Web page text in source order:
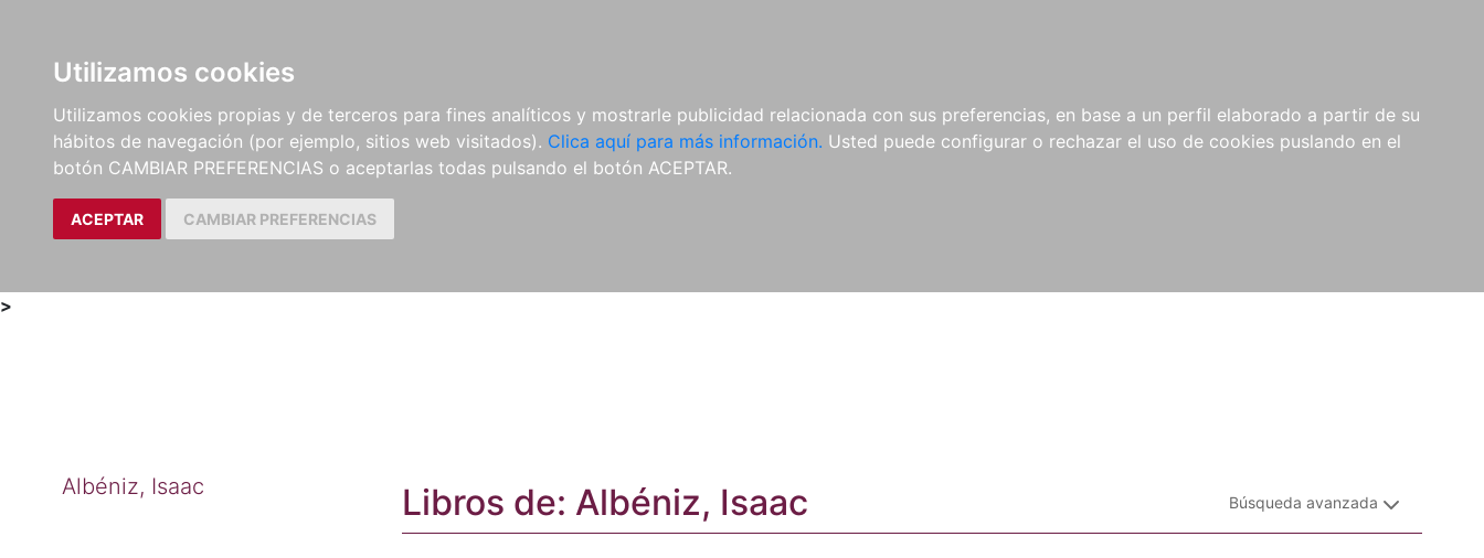
Utilizamos cookies
Utilizamos cookies propias y de terceros para fines analíticos y mostrarle publicidad relacionada con sus preferencias, en base a un perfil elaborado a partir de su
hábitos de navegación (por ejemplo, sitios web visitados). Clica aquí para más información. Usted puede configurar o rechazar el uso de cookies puslando en el
botón CAMBIAR PREFERENCIAS o aceptarlas todas pulsando el botón ACEPTAR.
ACEPTAR CAMBIAR PREFERENCIAS
LIBROS
MÉTODOS Y
EJERCICIOS
PARTITURAS Y EDICIONES
CRÍTICAS
REVISTAS
CDS Y
DVDS
MATERIAL
COMPLEMENTARIO
NOVEDADES NOTICIAS
COMPRAS
INSTITUCIONALES
>
Albéniz, Isaac Libros de: Albéniz, Isaac Búsqueda avanzada